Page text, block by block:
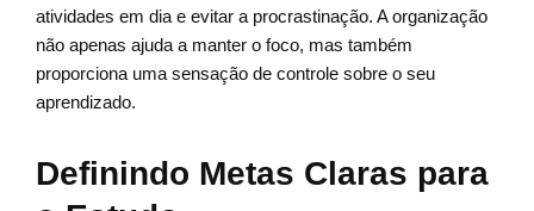
atividades em dia e evitar a procrastinação. A organização
não apenas ajuda a manter o foco, mas também
proporciona uma sensação de controle sobre o seu
aprendizado.
Definindo Metas Claras para